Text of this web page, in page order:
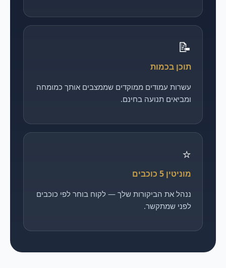
📝
תוכן בכמות
עשרות עמודים ממוקדים שממצבים אותך כמומחה
ומביאים תנועה בחינם.
⭐
מוניטין 5 כוכבים
ננהל את הביקורות שלך — לקוח בוחר לפי כוכבים
לפני שמתקשר.